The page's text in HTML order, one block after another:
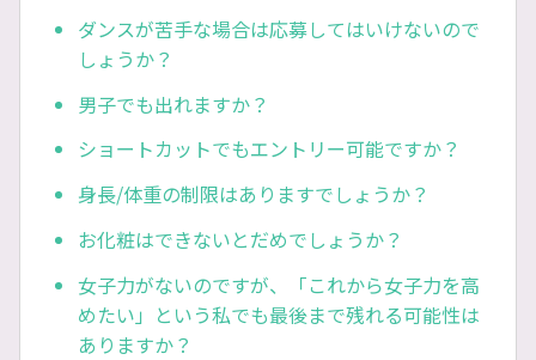
ダンスが苦手な場合は応募してはいけないので
しょうか？
男子でも出れますか？
ショートカットでもエントリー可能ですか？
身長/体重の制限はありますでしょうか？
お化粧はできないとだめでしょうか？
女子力がないのですが、「これから女子力を高
めたい」という私でも最後まで残れる可能性は
ありますか？